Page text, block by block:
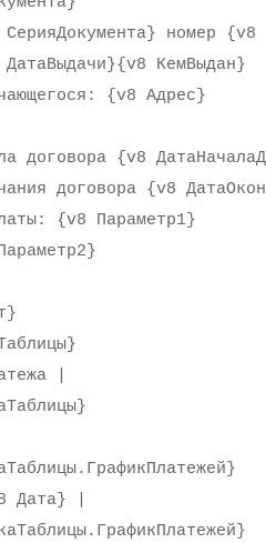
номер {v8
КемВыдан}
{v8 Адрес}
{v8
{v8
{v8 Параметр1}
|
Дата} |